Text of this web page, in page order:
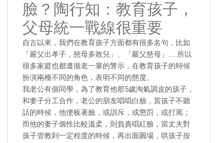
臉？陶行知：教育孩子，
父母統一戰線很重要
自古以來，我們在教育孩子方面都有很多名句，比如
「嚴父出孝子，慈母多敗兒」、「嚴父慈母」……所以
很多家庭也都遵循老一輩的警示，在教育孩子的時候
扮演兩種不同的角色，表明不同的態度。
我老公有個同學，為了教育他那5歲淘氣調皮的孩子，
和妻子分工合作，老公的朋友唱唱白臉，當孩子不聽
話的時候，他便板著臉，或訓斥，或懲罰，或打罵；
而他的妻子個性比較溫柔，則負責唱紅臉，當丈夫對
孩子管教到一定程度的時候，再出面圓場，哄孩子按